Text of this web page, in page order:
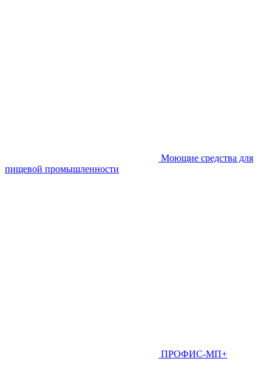
Моющие средства для
пищевой промышленности
ПРОФИС-МП+